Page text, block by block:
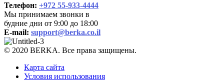
Телефон: +972 55-933-4444
Мы принимаем звонки в
будние дни от 9:00 до 18:00
E-mail: support@berka.co.il
© 2020 BERKA. Все права защищены.
Карта сайта
Условия использования